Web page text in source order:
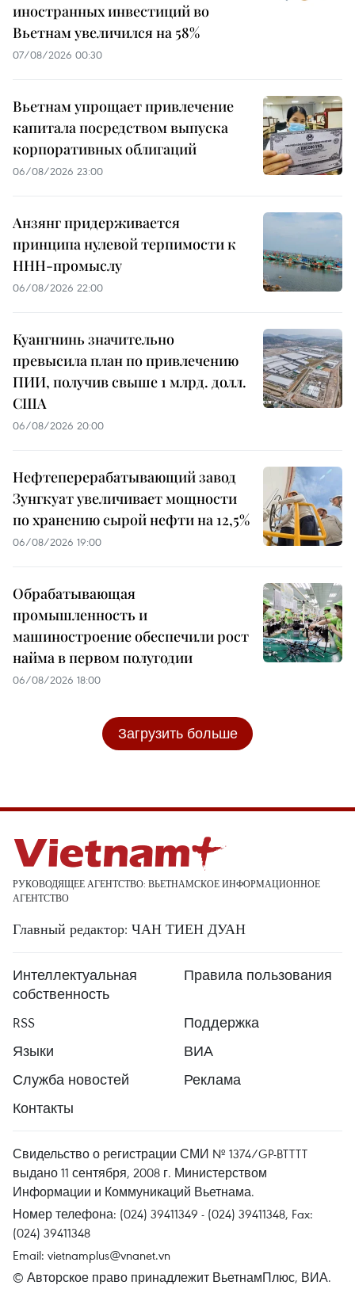
иностранных инвестиций во
Вьетнам увеличился на 58%
07/08/2026 00:30
Вьетнам упрощает привлечение
капитала посредством выпуска
корпоративных облигаций
06/08/2026 23:00
Анзянг придерживается
принципа нулевой терпимости к
ННН-промыслу
06/08/2026 22:00
Куангнинь значительно
превысила план по привлечению
ПИИ, получив свыше 1 млрд. долл.
США
06/08/2026 20:00
Нефтеперерабатывающий завод
Зунгкуат увеличивает мощности
по хранению сырой нефти на 12,5%
06/08/2026 19:00
Обрабатывающая
промышленность и
машиностроение обеспечили рост
найма в первом полугодии
06/08/2026 18:00
Загрузить больше
РУКОВОДЯЩЕЕ АГЕНТСТВО: ВЬЕТНАМСКОЕ ИНФОРМАЦИОННОЕ
АГЕНТСТВО
Главный редактор: ЧАН ТИЕН ДУАН
Интеллектуальная
собственность
Правила пользования
RSS
Поддержка
Языки
ВИА
Служба новостей
Реклама
Контакты
Свидельство о регистрации СМИ № 1374/GP-BTTTT
выдано 11 сентября, 2008 г. Министерством
Информации и Коммуникаций Вьетнама.
Номер телефона: (024) 39411349 - (024) 39411348, Fax:
(024) 39411348
Email: vietnamplus@vnanet.vn
© Авторское право принадлежит ВьетнамПлюс, ВИА.